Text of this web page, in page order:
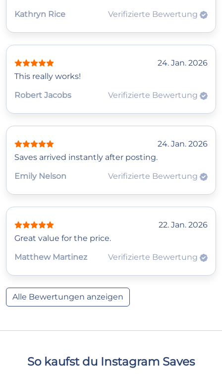
Kathryn Rice Verifizierte Bewertung
24. Jan. 2026
This really works!
Robert Jacobs
Verifizierte Bewertung
24. Jan. 2026
Saves arrived instantly after posting.
Emily Nelson
Verifizierte Bewertung
22. Jan. 2026
Great value for the price.
Matthew Martinez
Verifizierte Bewertung
Alle Bewertungen anzeigen
So kaufst du Instagram Saves